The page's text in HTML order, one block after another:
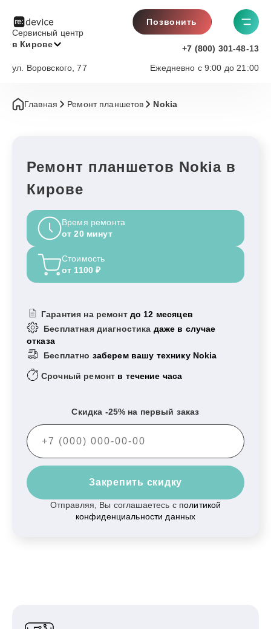
Сервисный центр
в Кирове
Позвонить
+7 (800) 301-48-13
Ежедневно с 9:00 до 21:00
ул. Воровского, 77
Главная Ремонт планшетов Nokia
Ремонт планшетов Nokia в
Кирове
Время ремонта
от 20 минут
Стоимость
от 1100 ₽
Гарантия на ремонт до 12 месяцев
Бесплатная диагностика даже в случае
отказа
Бесплатно заберем вашу технику Nokia
Срочный ремонт в течение часа
Скидка -25% на первый заказ
Закрепить скидку
Отправляя, Вы соглашаетесь с политикой
конфиденциальности данных